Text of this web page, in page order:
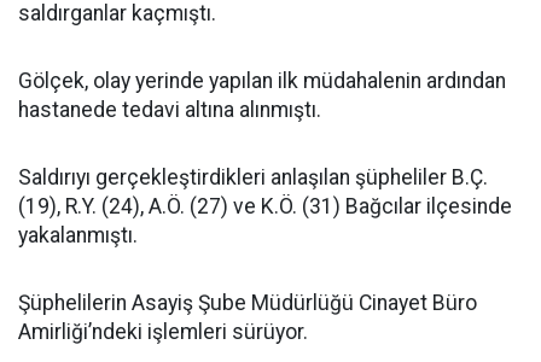
saldırganlar kaçmıştı.
Gölçek, olay yerinde yapılan ilk müdahalenin ardından
hastanede tedavi altına alınmıştı.
Saldırıyı gerçekleştirdikleri anlaşılan şüpheliler B.Ç.
(19), R.Y. (24), A.Ö. (27) ve K.Ö. (31) Bağcılar ilçesinde
yakalanmıştı.
Şüphelilerin Asayiş Şube Müdürlüğü Cinayet Büro
Amirliği’ndeki işlemleri sürüyor.